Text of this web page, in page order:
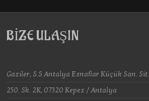
BİZE ULAŞIN
Gaziler, S.S Antalya Esnaflar Küçük San. Sit.
250. Sk. 2K, 07320 Kepez / Antalya